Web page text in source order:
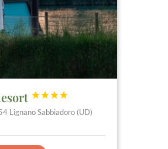




Lignano Sabbiadoro (UD)